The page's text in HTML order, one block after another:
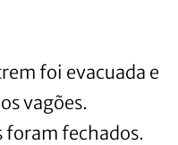
foi evacuada e
vagões.
foram fechados.